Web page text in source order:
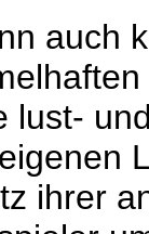
auch
lust-
ihrer